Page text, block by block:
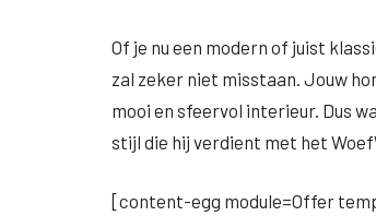
Of je nu een modern of juist
zal zeker niet misstaan. Jouw
mooi en sfeervol interieur. Dus
stijl die hij verdient met het
[content-egg module=Offer